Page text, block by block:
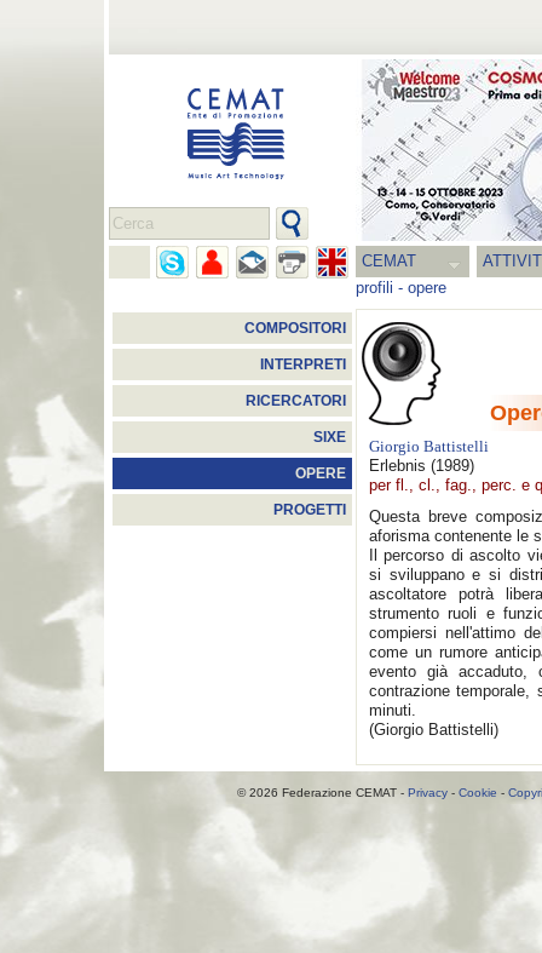
CEMAT
profili - opere
COMPOSITORI
INTERPRETI
RICERCATORI
SIXE
OPERE
PROGETTI
Giorgio Battistelli
Erlebnis (1989)
per fl., cl., fag., perc. e
Questa breve
aforisma contenente le
Il percorso di ascolto
si sviluppano e si
ascoltatore potrà
strumento ruoli e
compiersi nell'attimo
come un rumore
evento già accaduto,
contrazione
minuti.
(Giorgio Battistelli)
© 2026 Federazione CEMAT - Privacy- Cookie -